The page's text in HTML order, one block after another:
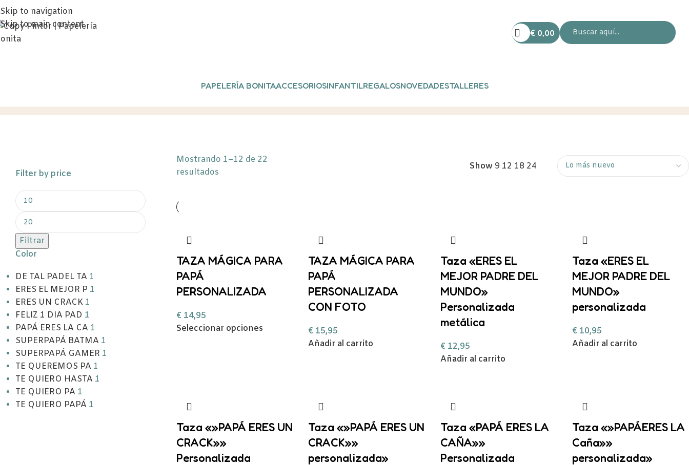
Skip to navigation
Skip to main content
€ 0,00
PAPELERÍA BONITAACCESORIOSINFANTILREGALOSNOVEDADESTALLERES
Filter by price
Filtrar
Color
DE TAL PADEL TA 1
ERES EL MEJOR P 1
ERES UN CRACK 1
FELIZ 1 DIA PAD 1
PAPÁ ERES LA CA 1
SUPERPAPÁ BATMA 1
SUPERPAPÁ GAMER 1
TE QUEREMOS PA 1
TE QUIERO HASTA 1
TE QUIERO PA 1
TE QUIERO PAPÁ 1
Mostrando 1–12 de 22
resultados
Show 9 12 18 24
TAZA MÁGICA PARA
PAPÁ
PERSONALIZADA
€ 14,95
Seleccionar opciones
TAZA MÁGICA PARA
PAPÁ
PERSONALIZADA
CON FOTO
€ 15,95
Añadir al carrito
Taza «ERES EL
MEJOR PADRE DEL
MUNDO»
Personalizada
metálica
€ 12,95
Añadir al carrito
Taza «ERES EL
MEJOR PADRE DEL
MUNDO»
personalizada
€ 10,95
Añadir al carrito
Taza «»PAPÁ ERES UN
CRACK»»
Personalizada
Taza «»PAPÁ ERES UN
CRACK»»
personalizada»
Taza «PAPÁ ERES LA
CAÑA»»
Personalizada
Taza «»PAPÁERES LA
Caña»»
personalizada»